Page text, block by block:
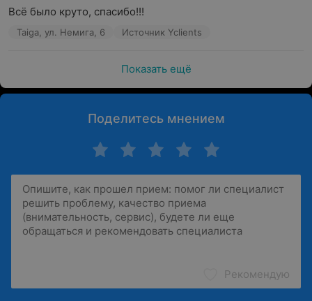
Всё было круто, спасибо!!!
Taiga, ул. Немига, 6 Источник Yclients
Показать ещё
Поделитесь мнением
Рекомендую